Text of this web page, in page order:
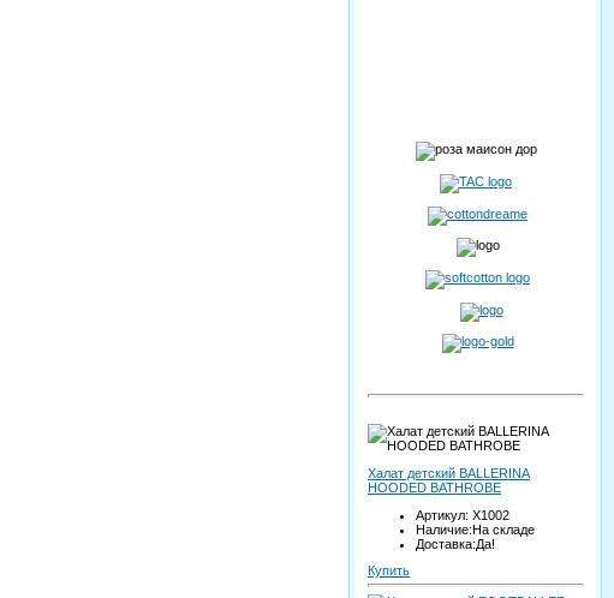
Халат детский BALLERINA
HOODED BATHROBE
Артикул: X1002
Наличие:На складе
Доставка:Да!
Купить